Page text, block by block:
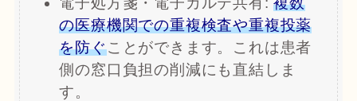
の医療機関での重複検査や重複投薬
を防ぐことができます。これは患者
側の窓口負担の削減にも直結しま
す。